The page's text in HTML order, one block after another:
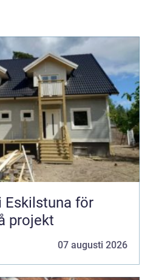
Eskilstuna för
projekt
07 augusti 2026